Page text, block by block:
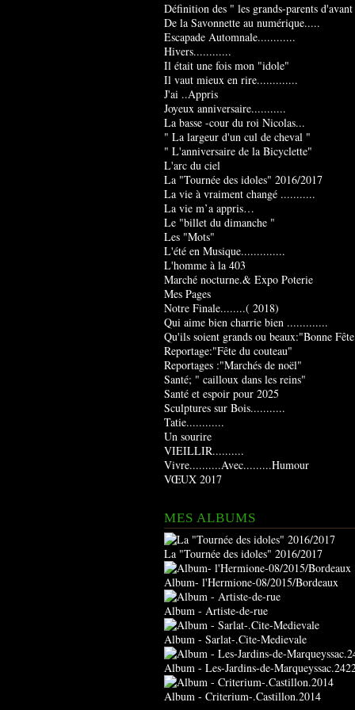
Définition des " les grands-parents
De la Savonnette au numérique.....
Escapade Automnale............
Hivers............
Il était une fois mon "idole"
Il vaut mieux en rire.............
J'ai ..Appris
Joyeux anniversaire...........
La basse -cour du roi Nicolas...
" La largeur d'un cul de cheval "
" L'anniversaire de la Bicyclette"
L'arc du ciel
La "Tournée des idoles" 2016/2017
La vie à vraiment changé ...........
La vie m’a appris…
Le "billet du dimanche "
Les "Mots"
L'été en Musique..............
L'homme à la 403
Marché nocturne.& Expo Poterie
Mes Pages
Notre Finale........( 2018)
Qui aime bien charrie bien .............
Qu'ils soient grands ou beaux:"Bonne
Reportage:"Fête du couteau"
Reportages :"Marchés de noël"
Santé; " cailloux dans les reins"
Santé et espoir pour 2025
Sculptures sur Bois...........
Tatie............
Un sourire
VIEILLIR..........
Vivre..........Avec.........Humour
VŒUX 2017
MES ALBUMS
La "Tournée des idoles" 2016/2017
Album- l'Hermione-08/2015/Bordeaux
Album - Artiste-de-rue
Album - Sarlat-.Cite-Medievale
Album - Les-Jardins-de-
Album - Criterium-.Castillon.2014